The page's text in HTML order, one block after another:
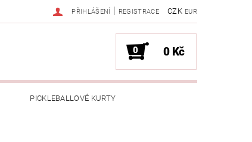
CZK EUR
PŘIHLÁŠENÍ | REGISTRACE
0 0 Kč
PICKLEBALLOVÉ KURTY